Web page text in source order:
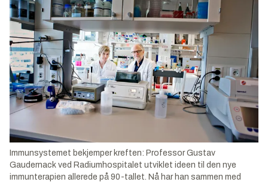
Immunsystemet bekjemper kreften: Professor Gustav
Gaudernack ved Radiumhospitalet utviklet ideen til den nye
immunterapien allerede på 90-tallet. Nå har han sammen med